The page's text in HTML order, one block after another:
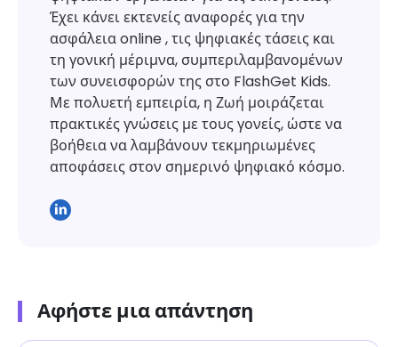
Έχει κάνει εκτενείς αναφορές για την
ασφάλεια online , τις ψηφιακές τάσεις και
τη γονική μέριμνα, συμπεριλαμβανομένων
των συνεισφορών της στο FlashGet Kids.
Με πολυετή εμπειρία, η Ζωή μοιράζεται
πρακτικές γνώσεις με τους γονείς, ώστε να
βοήθεια να λαμβάνουν τεκμηριωμένες
αποφάσεις στον σημερινό ψηφιακό κόσμο.
Αφήστε μια απάντηση